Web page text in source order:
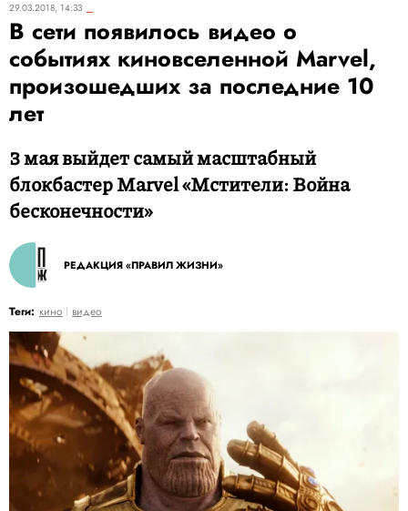
29.03.2018, 14:33
В сети появилось видео о
событиях киновселенной Marvel,
произошедших за последние 10
лет
3 мая выйдет самый масштабный
блокбастер Marvel «Мстители: Война
бесконечности»
РЕДАКЦИЯ «ПРАВИЛ ЖИЗНИ»
Теги: кино видео